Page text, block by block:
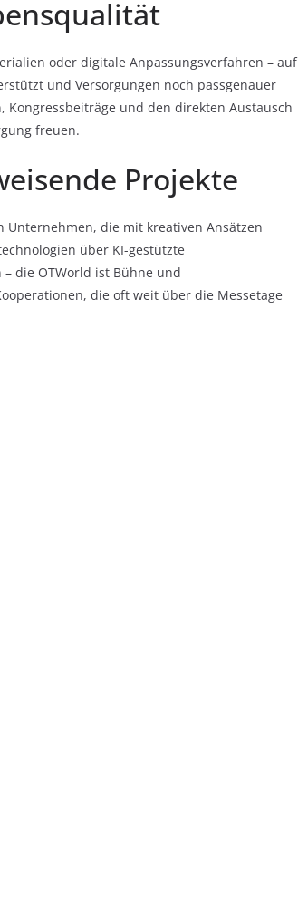
oder digitale Anpassungsverfahren – auf
und Versorgungen noch passgenauer
und den direkten Austausch
freuen.
Projekte
Unternehmen, die mit kreativen Ansätzen
über KI-gestützte
die OTWorld ist Bühne und
die oft weit über die Messetage